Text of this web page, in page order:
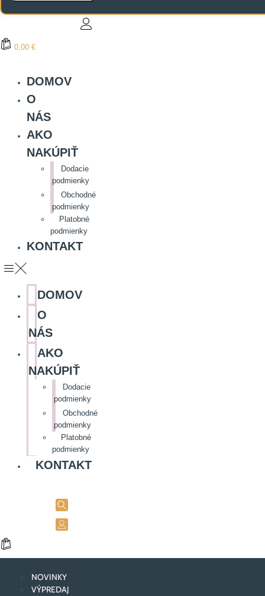
0,00 €
DOMOV
O
NÁS
AKO
NAKÚPIŤ
Dodacie
podmienky
Obchodné
podmienky
Platobné
podmienky
KONTAKT
DOMOV
O
NÁS
AKO
NAKÚPIŤ
Dodacie
podmienky
Obchodné
podmienky
Platobné
podmienky
KONTAKT
NOVINKY
VÝPREDAJ